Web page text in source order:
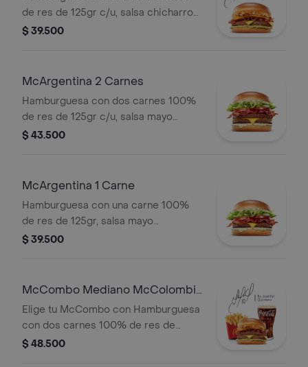
de res de 125gr c/u, salsa chicharron,
cebolla crispy, tajada de platano,
$ 39.500
McArgentina 2 Carnes
Hamburguesa con dos carnes 100%
de res de 125gr c/u, salsa mayo
chimichurri, cebolla fresca, lechuga,
$ 43.500
McArgentina 1 Carne
Hamburguesa con una carne 100%
de res de 125gr, salsa mayo
chimichurri, cebolla fresca, lechuga,
$ 39.500
McCombo Mediano McColombia
2 Carnes
Elige tu McCombo con Hamburguesa
con dos carnes 100% de res de
125gr c/u, salsa chicharron, cebolla
$ 48.500